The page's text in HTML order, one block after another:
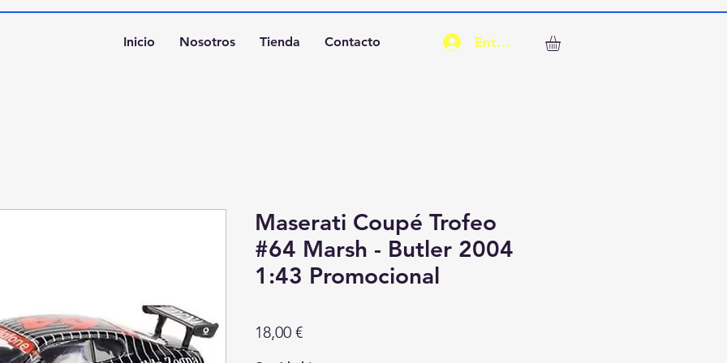
Inicio Nosotros Tienda Contacto Entrar
Maserati Coupé Trofeo
#64 Marsh - Butler 2004
1:43 Promocional
18,00 €Precio